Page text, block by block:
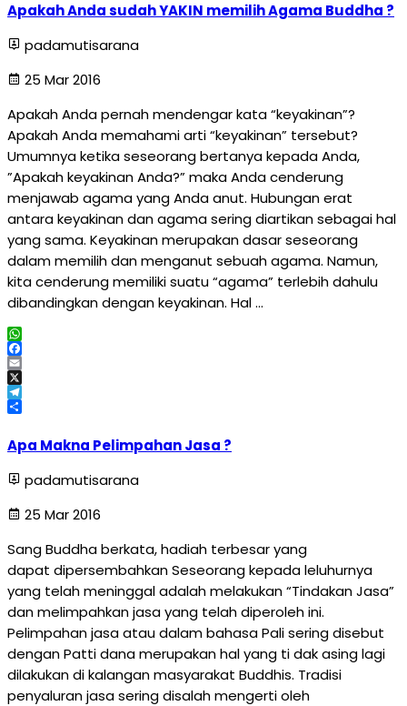
Apakah Anda sudah YAKIN memilih Agama Buddha ?
padamutisarana
25 Mar 2016
Apakah Anda pernah mendengar kata “keyakinan”?
Apakah Anda memahami arti “keyakinan” tersebut?
Umumnya ketika seseorang bertanya kepada Anda,
”Apakah keyakinan Anda?” maka Anda cenderung
menjawab agama yang Anda anut. Hubungan erat
antara keyakinan dan agama sering diartikan sebagai hal
yang sama. Keyakinan merupakan dasar seseorang
dalam memilih dan menganut sebuah agama. Namun,
kita cenderung memiliki suatu “agama” terlebih dahulu
dibandingkan dengan keyakinan. Hal …
WhatsApp
Facebook
Email
X
Telegram
Apa Makna Pelimpahan Jasa ?
padamutisarana
25 Mar 2016
Sang Buddha berkata, hadiah terbesar yang
dapat dipersembahkan Seseorang kepada leluhurnya
yang telah meninggal adalah melakukan “Tindakan Jasa”
dan melimpahkan jasa yang telah diperoleh ini.
Pelimpahan jasa atau dalam bahasa Pali sering disebut
dengan Patti dana merupakan hal yang ti dak asing lagi
dilakukan di kalangan masyarakat Buddhis. Tradisi
penyaluran jasa sering disalah mengerti oleh